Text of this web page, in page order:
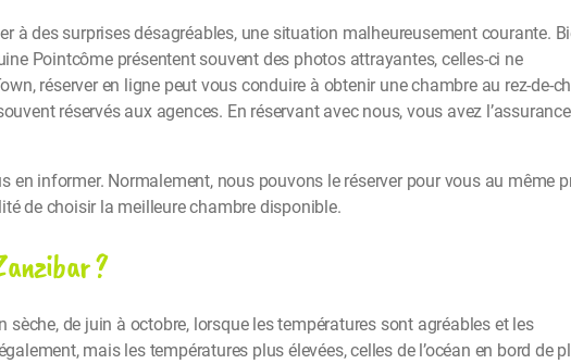
à des surprises désagréables, une situation malheureusement courante.
Pointcôme présentent souvent des photos attrayantes, celles-ci ne
réserver en ligne peut vous conduire à obtenir une chambre au rez-de-
réservés aux agences. En réservant avec nous, vous avez
en informer. Normalement, nous pouvons le réserver pour vous au même
de choisir la meilleure chambre disponible.
?
de juin à octobre, lorsque les températures sont agréables et les
mais les températures plus élevées, celles de l’océan en bord de